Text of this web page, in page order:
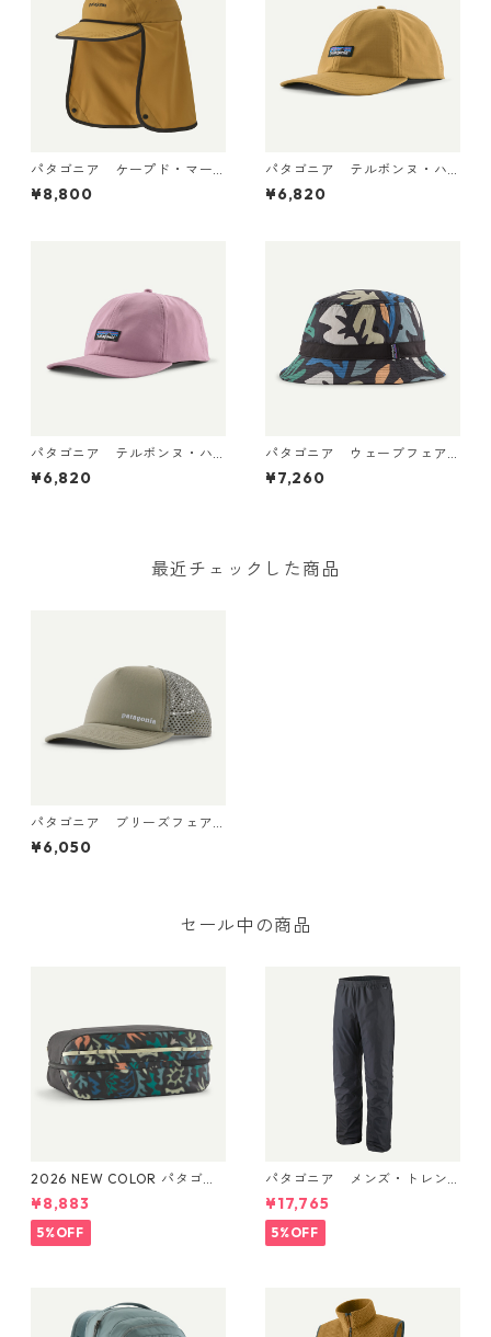
パタゴニア ケープド・マー
ガンザー・ハット Bobcat Br
own 33570
¥8,800
パタゴニア テルボンヌ・ハ
ット (カラー Bobcat Brown)
Patagonia Terrebonne Hat
¥6,820
パタゴニア テルボンヌ・ハ
ット (カラー Light Violet) P
atagonia Terrebonne Hat 日
¥6,820
パタゴニア ウェーブフェア
ラー・バケツ・ハット （カ
ラーKaleido: Black） Patago
¥7,260
最近チェックした商品
パタゴニア ブリーズフェア
ラー・キャップ （カラー Ca
sting Logo: Seabird Grey）
¥6,050
セール中の商品
2026 NEW COLOR パタゴニ
ア ブラックホール・キュー
ブ 14L (カラー Kaleido: Blac
k) Patagonia Black Hole® Cu
be 14L 日本正規品 製品番号
¥8,883
5%OFF
パタゴニア メンズ・トレン
トシェル 3L・レイン・パンツ
（ショート） (カラー Black)
Patagonia Men's Torrentshe
ll 3L Rain Pants - Short 日本
¥17,765
5%OFF